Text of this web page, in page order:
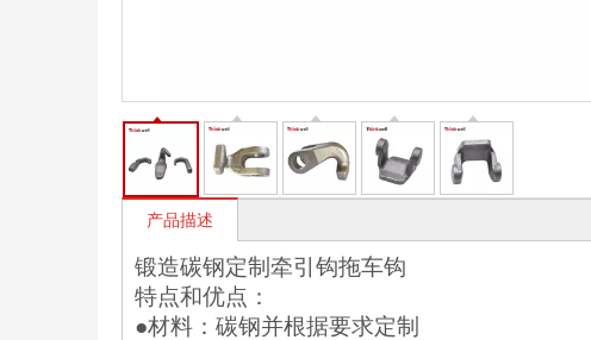
产品描述
锻造碳钢定制牵引钩拖车钩
特点和优点：
●材料 ： 碳钢并根据要求定制